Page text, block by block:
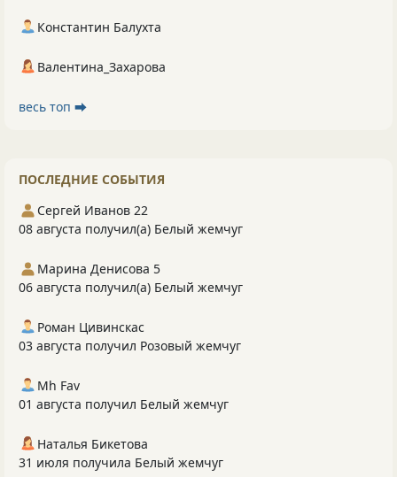
Константин Балухта
Валентина_Захарова
весь топ ⮕
ПОСЛЕДНИЕ СОБЫТИЯ
Сергей Иванов 22
08 августа получил(а) Белый жемчуг
Марина Денисова 5
06 августа получил(а) Белый жемчуг
Роман Цивинскас
03 августа получил Розовый жемчуг
Mh Fav
01 августа получил Белый жемчуг
Наталья Бикетова
31 июля получила Белый жемчуг